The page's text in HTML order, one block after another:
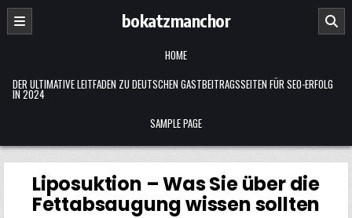
Skip
content
bokatzmanchor
HOME
DER ULTIMATIVE LEITFADEN ZU DEUTSCHEN GASTBEITRAGSSEITEN FÜR SEO-ERFOLG
IN 2024
SAMPLE PAGE
Liposuktion – Was Sie über die
Fettabsaugung wissen sollten